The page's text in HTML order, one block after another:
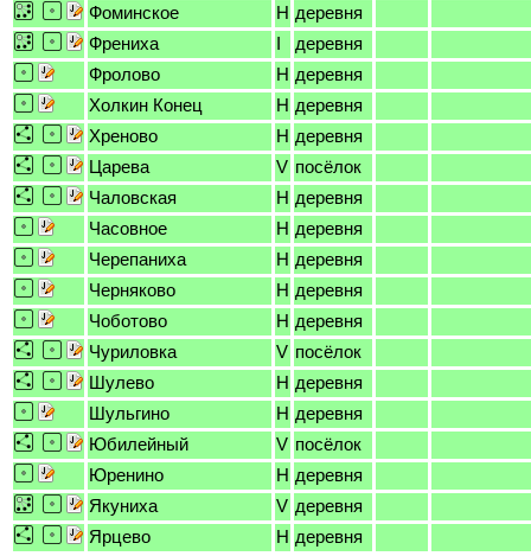
Фоминское
H деревня
Френиха
I
деревня
Фролово
H деревня
Холкин Конец
H деревня
Хреново
H деревня
Царева
V посёлок
Чаловская
H деревня
Часовное
H деревня
Черепаниха
H деревня
Черняково
H деревня
Чоботово
H деревня
Чуриловка
V посёлок
Шулево
H деревня
Шульгино
H деревня
Юбилейный
V посёлок
Юренино
H деревня
Якуниха
V деревня
Ярцево
H деревня